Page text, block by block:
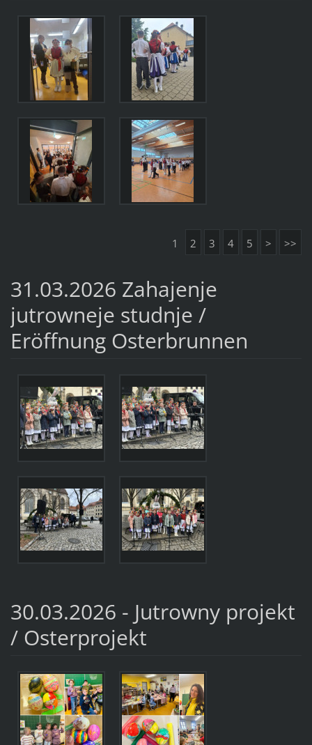
1 2 3 4 5 > >>
31.03.2026 Zahajenje
jutrowneje studnje /
Eröffnung Osterbrunnen
30.03.2026 - Jutrowny projekt
/ Osterprojekt